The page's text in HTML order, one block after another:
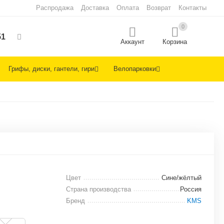
Распродажа Доставка Оплата Возврат Контакты
Аккаунт
0
Корзина
Грифы, диски, гантели, гири Велопарковки
Цвет
Сине/жёлтый
Страна производства
Россия
Бренд
KMS